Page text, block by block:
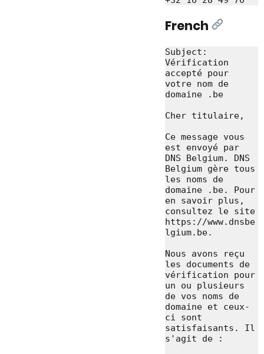
French [Link]
Subject:
Vérification
accepté pour
votre nom de
domaine .be
Cher titulaire,
Ce message vous
est envoyé par
DNS Belgium. DNS
Belgium gère tous
les noms de
domaine .be. Pour
en savoir plus,
consultez le site
https://www.dnsbe
lgium.be.
Nous avons reçu
les documents de
vérification pour
un ou plusieurs
de vos noms de
domaine et ceux-
ci sont
satisfaisants. Il
s'agit de :